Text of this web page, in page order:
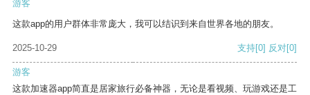
游客
这款app的用户群体非常庞大，我可以结识到来自世界各地的朋友。
2025-10-29 支持[0] 反对[0]
游客
这款加速器app简直是居家旅行必备神器，无论是看视频、玩游戏还是工